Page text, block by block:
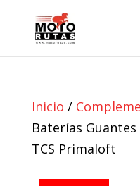
Inicio /
Baterías
TCS Primaloft